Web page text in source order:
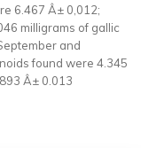
6.467 Â± 0,012;
milligrams of gallic
and
found were 4.345
Â± 0.013